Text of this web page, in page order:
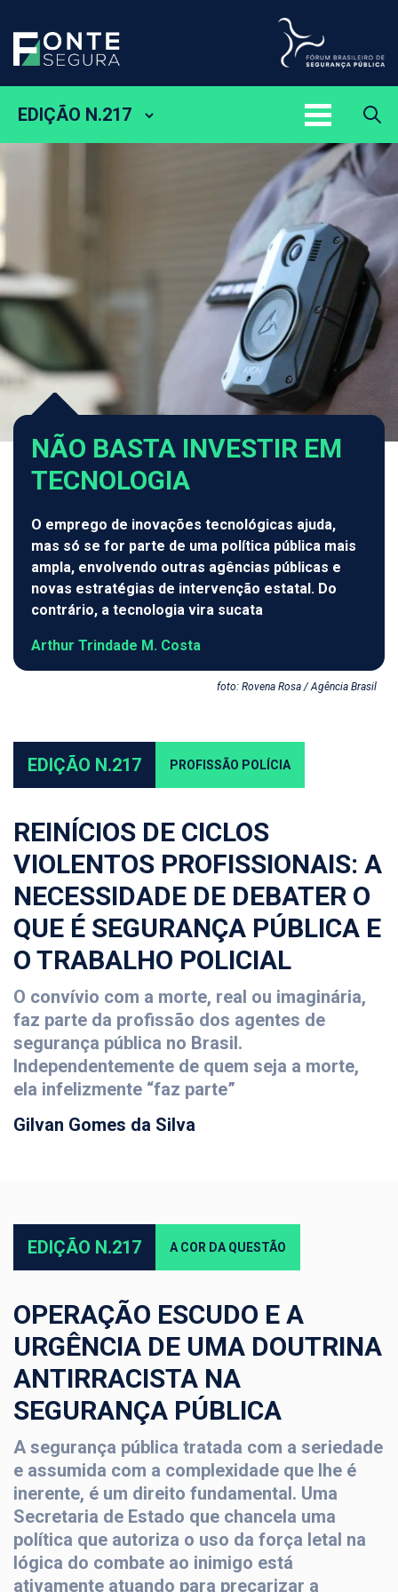
EDIÇÃO N.217
NÃO BASTA INVESTIR EM
TECNOLOGIA
O emprego de inovações tecnológicas ajuda,
mas só se for parte de uma política pública mais
ampla, envolvendo outras agências públicas e
novas estratégias de intervenção estatal. Do
contrário, a tecnologia vira sucata
Arthur Trindade M. Costa
foto: Rovena Rosa / Agência Brasil
EDIÇÃO N.217 PROFISSÃO POLÍCIA
REINÍCIOS DE CICLOS
VIOLENTOS PROFISSIONAIS: A
NECESSIDADE DE DEBATER O
QUE É SEGURANÇA PÚBLICA E
O TRABALHO POLICIAL
O convívio com a morte, real ou imaginária,
faz parte da profissão dos agentes de
segurança pública no Brasil.
Independentemente de quem seja a morte,
ela infelizmente “faz parte”
Gilvan Gomes da Silva
EDIÇÃO N.217 A COR DA QUESTÃO
OPERAÇÃO ESCUDO E A
URGÊNCIA DE UMA DOUTRINA
ANTIRRACISTA NA
SEGURANÇA PÚBLICA
A segurança pública tratada com a seriedade
e assumida com a complexidade que lhe é
inerente, é um direito fundamental. Uma
Secretaria de Estado que chancela uma
política que autoriza o uso da força letal na
lógica do combate ao inimigo está
ativamente atuando para precarizar a